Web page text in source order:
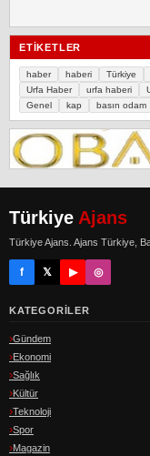
ETIKETLER
haber haberi Türkiye
Urfa Haber
urfa haberi
Genel
kap basın odam
Türkiye Ajans
Türkiye Ajans. Ajans Türkiye,
f 𝕏 ▶ ◎
KATEGORILER
Gündem
Ekonomi
Sağlık
Kültür
Teknoloji
Spor
Magazin